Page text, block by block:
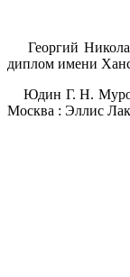
Георгий
диплом имени
Юдин Г. Н.
Москва : Эллис